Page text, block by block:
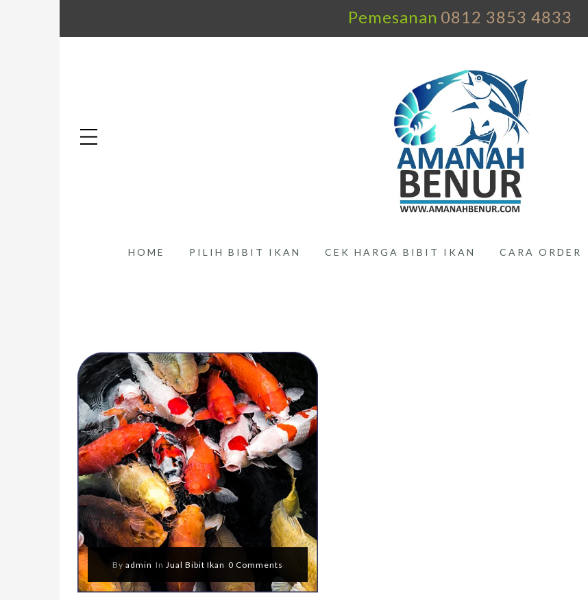
Pemesanan 0812 3853 4833
HOME PILIH BIBIT IKAN CEK HARGA BIBIT IKAN CARA ORDER
Byadmin In Jual Bibit Ikan 0 Comments